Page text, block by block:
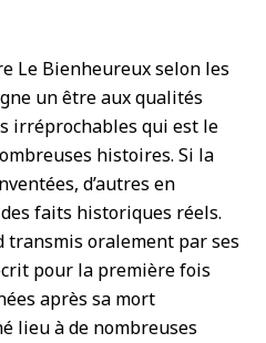
Le Bienheureux selon les
un être aux qualités
irréprochables qui est le
histoires. Si la
d’autres en
faits historiques réels.
transmis oralement par ses
pour la première fois
après sa mort
lieu à de nombreuses